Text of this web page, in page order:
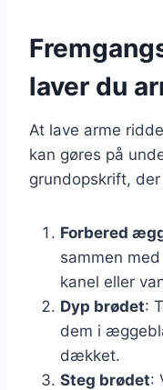
laver du
At lave arme
kan gøres på
grundopskrift,
Forbered
sammen
kanel eller
Dyp brødet:
dem i
dækket.
Steg brødet: